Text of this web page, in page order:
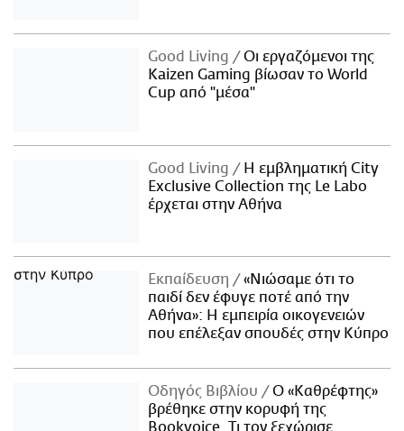
Good Living
Οι εργαζόμενοι της
Kaizen Gaming βίωσαν το World
Cup από "μέσα"
Good Living
Η εμβληματική City
Exclusive Collection της Le Labo
έρχεται στην Αθήνα
Εκπαίδευση
«Νιώσαμε ότι το
παιδί δεν έφυγε ποτέ από την
Αθήνα»: Η εμπειρία οικογενειών
που επέλεξαν σπουδές στην Κύπρο
Οδηγός Βιβλίου
Ο «Καθρέφτης»
βρέθηκε στην κορυφή της
Bookvoice. Τι τον ξεχώρισε